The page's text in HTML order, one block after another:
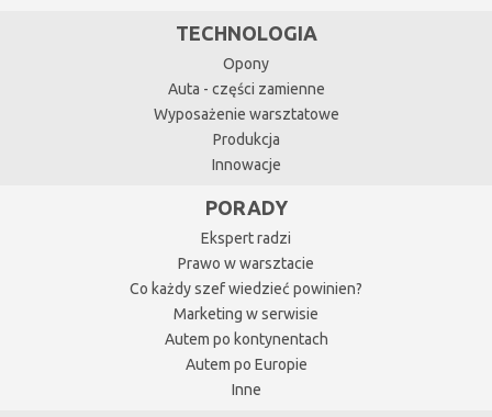
TECHNOLOGIA
Opony
Auta - części zamienne
Wyposażenie warsztatowe
Produkcja
Innowacje
PORADY
Ekspert radzi
Prawo w warsztacie
Co każdy szef wiedzieć powinien?
Marketing w serwisie
Autem po kontynentach
Autem po Europie
Inne